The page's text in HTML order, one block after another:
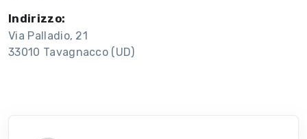
Indirizzo:
Via Palladio, 21
33010 Tavagnacco (UD)